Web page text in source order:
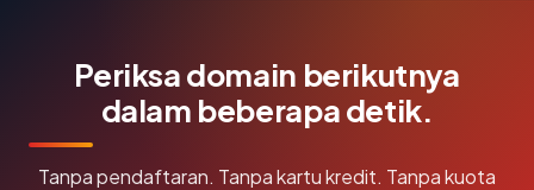
Periksa domain berikutnya
dalam beberapa detik.
Tanpa pendaftaran. Tanpa kartu kredit. Tanpa kuota